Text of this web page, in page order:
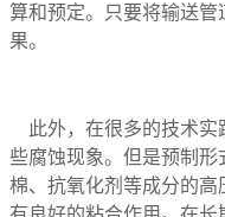
算和预定。只要将输送
果。
此外，在很多的技术实
些腐蚀现象。但是预制
棉、抗氧化剂等成分的